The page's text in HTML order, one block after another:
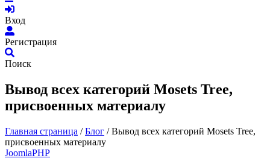
Вход
Регистрация
Поиск
Вывод всех категорий Mosets Tree,
присвоенных материалу
Главная страница /Блог /Вывод всех категорий Mosets Tree,
присвоенных материалу
JoomlaPHP